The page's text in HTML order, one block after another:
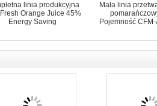
linia produkcyjna
Orange Juice 45%
Energy Saving
Mała linia
Pojemność